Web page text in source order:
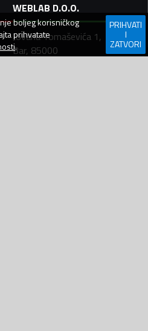
WEBLAB D.O.O.
Jovana Tomaševića 1,
Bar, 85000
boljeg korisničkog
prihvatate
.
PRIHVATI
I
ZATVORI